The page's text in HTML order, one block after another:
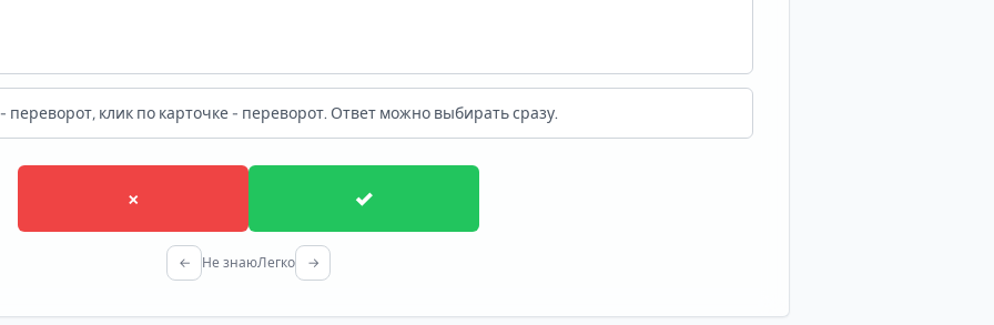
переворот, клик по карточке - переворот. Ответ можно выбирать сразу.
× ✓
← Не знаюЛегко →